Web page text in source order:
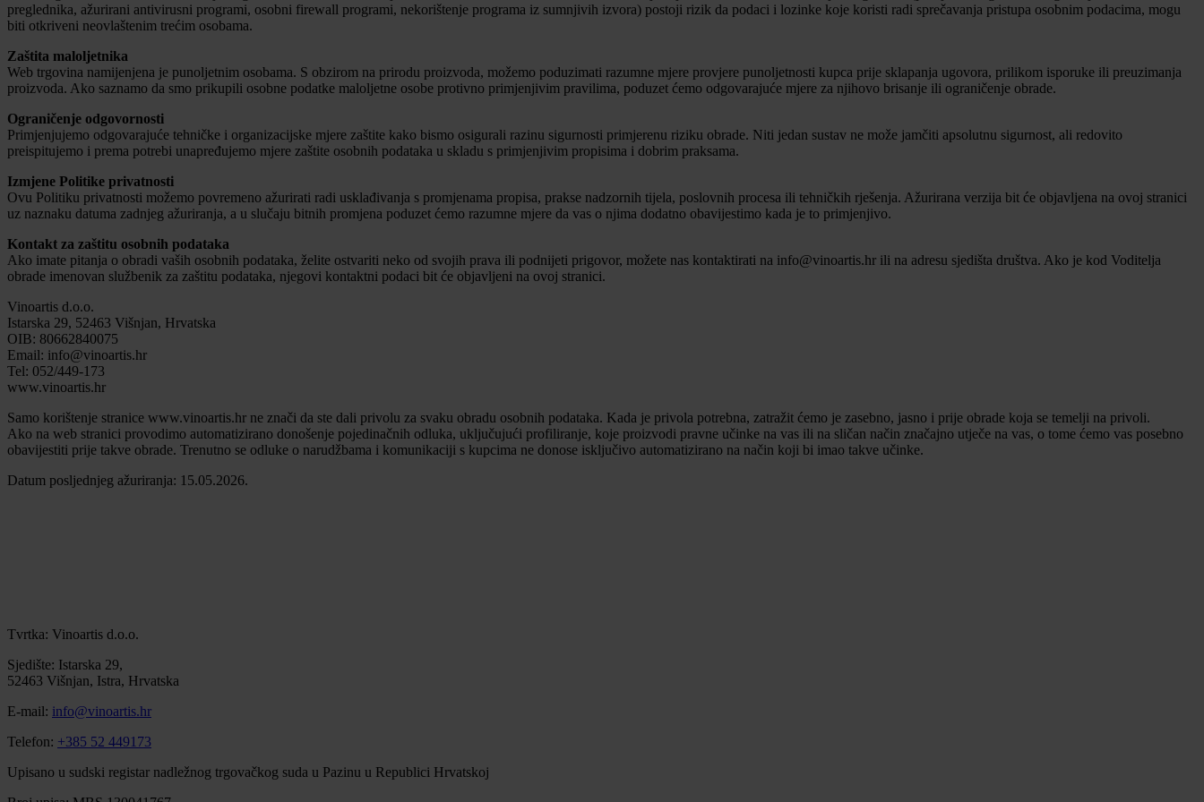
preglednika, ažurirani antivirusni programi, osobni firewall programi, nekorištenje programa iz sumnjivih izvora) postoji rizik da podaci i lozinke koje koristi radi sprečavanja pristupa osobnim podacima, mogu
biti otkriveni neovlaštenim trećim osobama.
Zaštita maloljetnika
Web trgovina namijenjena je punoljetnim osobama. S obzirom na prirodu proizvoda, možemo poduzimati razumne mjere provjere punoljetnosti kupca prije sklapanja ugovora, prilikom isporuke ili preuzimanja
proizvoda. Ako saznamo da smo prikupili osobne podatke maloljetne osobe protivno primjenjivim pravilima, poduzet ćemo odgovarajuće mjere za njihovo brisanje ili ograničenje obrade.
Ograničenje odgovornosti
Primjenjujemo odgovarajuće tehničke i organizacijske mjere zaštite kako bismo osigurali razinu sigurnosti primjerenu riziku obrade. Niti jedan sustav ne može jamčiti apsolutnu sigurnost, ali redovito
preispitujemo i prema potrebi unapređujemo mjere zaštite osobnih podataka u skladu s primjenjivim propisima i dobrim praksama.
Izmjene Politike privatnosti
Ovu Politiku privatnosti možemo povremeno ažurirati radi usklađivanja s promjenama propisa, prakse nadzornih tijela, poslovnih procesa ili tehničkih rješenja. Ažurirana verzija bit će objavljena na ovoj stranici
uz naznaku datuma zadnjeg ažuriranja, a u slučaju bitnih promjena poduzet ćemo razumne mjere da vas o njima dodatno obavijestimo kada je to primjenjivo.
Kontakt za zaštitu osobnih podataka
Ako imate pitanja o obradi vaših osobnih podataka, želite ostvariti neko od svojih prava ili podnijeti prigovor, možete nas kontaktirati na info@vinoartis.hr ili na adresu sjedišta društva. Ako je kod Voditelja
obrade imenovan službenik za zaštitu podataka, njegovi kontaktni podaci bit će objavljeni na ovoj stranici.
Vinoartis d.o.o.
Istarska 29, 52463 Višnjan, Hrvatska
OIB: 80662840075
Email: info@vinoartis.hr
Tel: 052/449-173
www.vinoartis.hr
Samo korištenje stranice www.vinoartis.hr ne znači da ste dali privolu za svaku obradu osobnih podataka. Kada je privola potrebna, zatražit ćemo je zasebno, jasno i prije obrade koja se temelji na privoli.
Ako na web stranici provodimo automatizirano donošenje pojedinačnih odluka, uključujući profiliranje, koje proizvodi pravne učinke na vas ili na sličan način značajno utječe na vas, o tome ćemo vas posebno
obavijestiti prije takve obrade. Trenutno se odluke o narudžbama i komunikaciji s kupcima ne donose isključivo automatizirano na način koji bi imao takve učinke.
Datum posljednjeg ažuriranja: 15.05.2026.
Tvrtka: Vinoartis d.o.o.
Sjedište: Istarska 29,
52463 Višnjan, Istra, Hrvatska
E-mail: info@vinoartis.hr
Telefon: +385 52 449173
Upisano u sudski registar nadležnog trgovačkog suda u Pazinu u Republici Hrvatskoj